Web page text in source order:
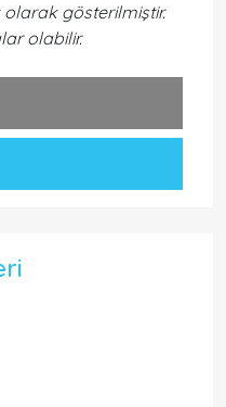
olarak gösterilmiştir.
olabilir.